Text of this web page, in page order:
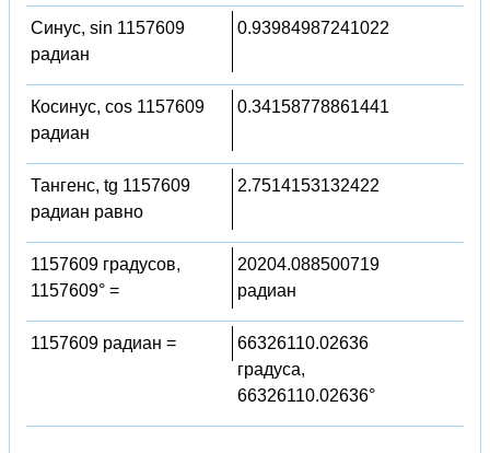
Синус, sin 1157609
радиан
0.93984987241022
Косинус, cos 1157609
радиан
0.34158778861441
Тангенс, tg 1157609
радиан равно
2.7514153132422
1157609 градусов,
1157609° =
20204.088500719
радиан
1157609 радиан =
66326110.02636
градуса,
66326110.02636°